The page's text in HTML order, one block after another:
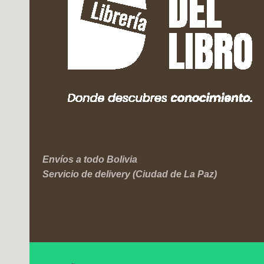
Envíos a todo Bolivia
Servicio de delivery (Ciudad de La Paz)